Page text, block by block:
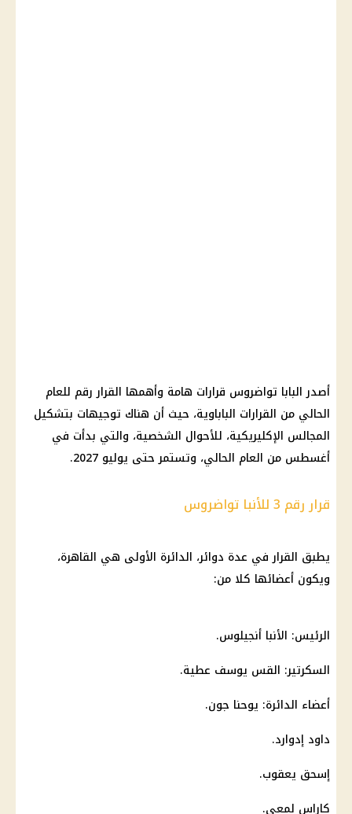
أصدرالبابا تواضروس قرارات هامة وأهمها القراررقم للعام
الحالي من القرارات الباباوية، حيث أن هناك توجيهات بتشكيل
المجالس الإكليريكية، للأحوال الشخصية، والتي بدأت في
أغسطس من العام الحالي، وتستمر حتى يوليو 2027.
قرار رقم 3 للأنبا تواضروس
يطبق القرارفي عدة دوائر، الدائرة الأولى هي القاهرة،
ويكون أعضائها كلا من:
الرئيس: الأنبا أنجيلوس.
السكرتير: القس يوسف عطية.
أعضاء الدائرة: يوحنا جون.
داود إدوارد.
إسحق يعقوب.
كاراس لمعي.